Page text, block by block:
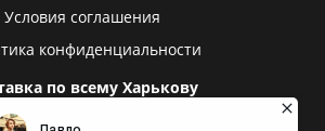
Условия соглашения
конфиденциальности
по всему Харькову